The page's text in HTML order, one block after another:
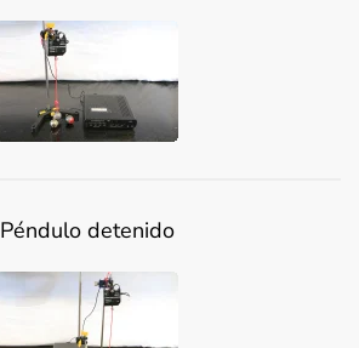
Péndulo detenido